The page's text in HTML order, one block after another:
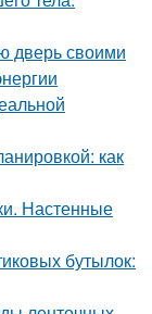
дверь своими
как
Настенные
бутылок: